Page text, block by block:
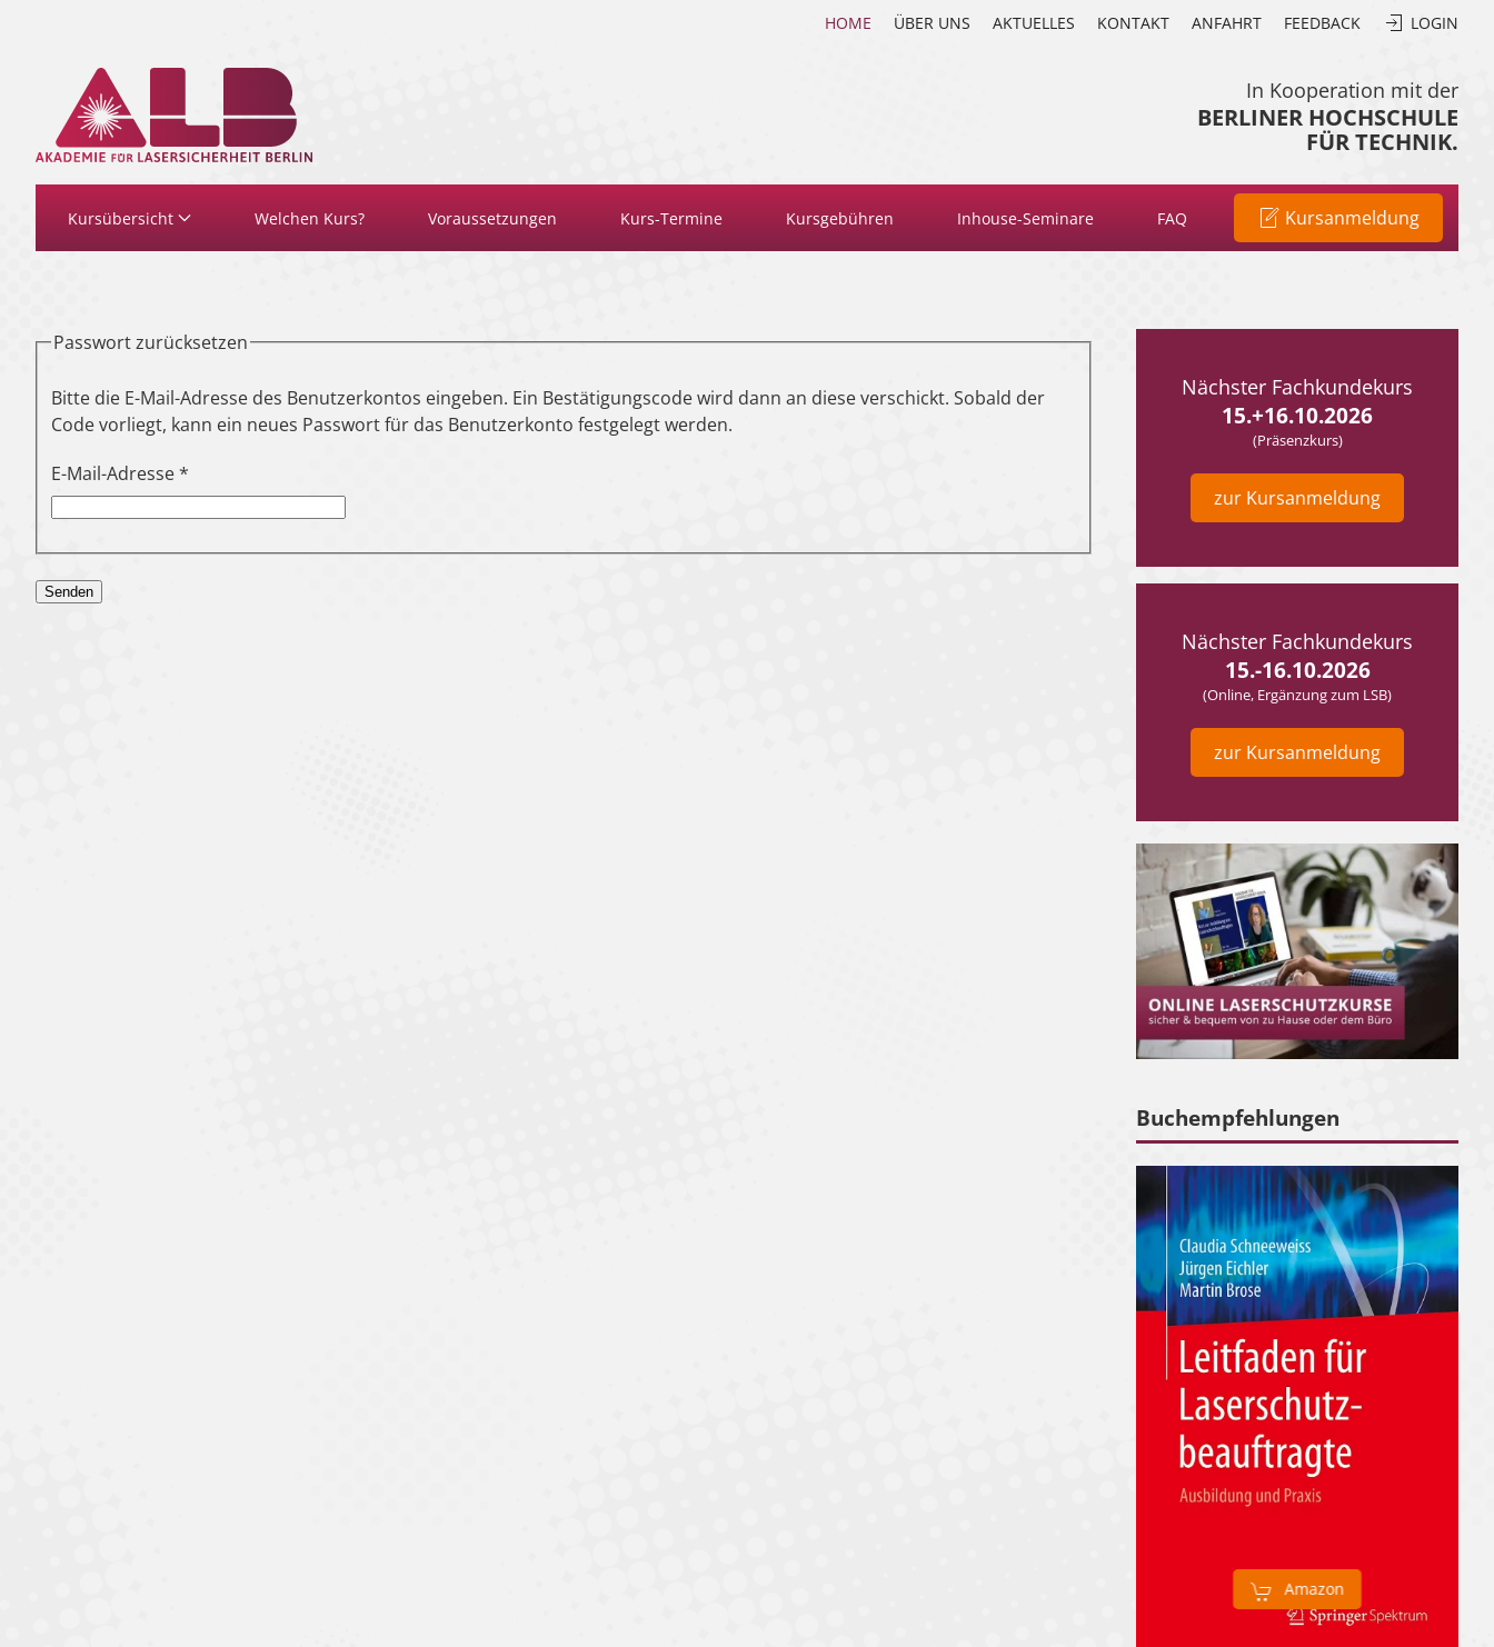
Zum Hauptinhalt springen
HOME ÜBER UNS AKTUELLES KONTAKT ANFAHRT FEEDBACK LOGIN
In Kooperation mit der
BERLINER HOCHSCHULE
FÜR TECHNIK.
Kursübersicht Welchen Kurs? Voraussetzungen Kurs-Termine Kursgebühren Inhouse-Seminare FAQ Kursanmeldung
Passwort zurücksetzen
Bitte die E-Mail-Adresse des Benutzerkontos eingeben. Ein Bestätigungscode wird dann an diese verschickt. Sobald der
Code vorliegt, kann ein neues Passwort für das Benutzerkonto festgelegt werden.
E-Mail-Adresse*
Senden
Nächster Fachkundekurs
15.+16.10.2026
(Präsenzkurs)
zur Kursanmeldung
Nächster Fachkundekurs
15.-16.10.2026
(Online, Ergänzung zum LSB)
zur Kursanmeldung
Buchempfehlungen
Amazon